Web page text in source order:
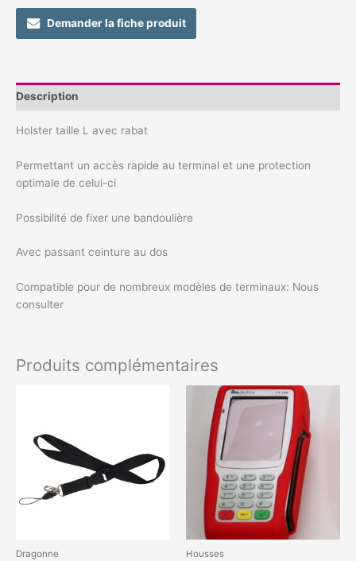
Demander la fiche produit
Description
Holster taille L avec rabat
Permettant un accès rapide au terminal et une protection
optimale de celui-ci
Possibilité de fixer une bandoulière
Avec passant ceinture au dos
Compatible pour de nombreux modèles de terminaux: Nous
consulter
Produits complémentaires
Dragonne Housses